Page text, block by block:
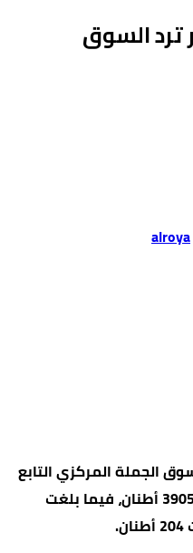
ترد السوق
alroya
الجملة المركزي التابع
لأمانة عمان الكبرى اليوم الأحد، 3905 أطنان، فيما بلغت